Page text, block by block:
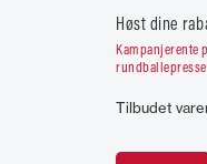
Høst dine
Kampanjerente
Tilbudet